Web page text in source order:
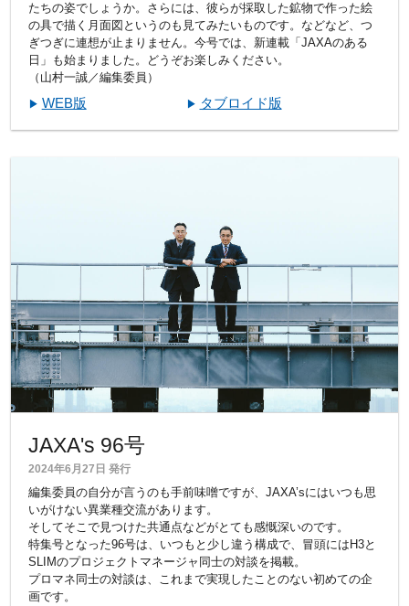
たちの姿でしょうか。さらには、彼らが採取した鉱物で作った絵
の具で描く月面図というのも見てみたいものです。などなど、つ
ぎつぎに連想が止まりません。今号では、新連載「JAXAのある
日」も始まりました。どうぞお楽しみください。
（山村一誠／編集委員）
WEB版 タブロイド版
JAXA's 96号
2024年6月27日 発行
編集委員の自分が言うのも手前味噌ですが、JAXA’sにはいつも思
いがけない異業種交流があります。
そしてそこで見つけた共通点などがとても感慨深いのです。
特集号となった96号は、いつもと少し違う構成で、冒頭にはH3と
SLIMのプロジェクトマネージャ同士の対談を掲載。
プロマネ同士の対談は、これまで実現したことのない初めての企
画です。